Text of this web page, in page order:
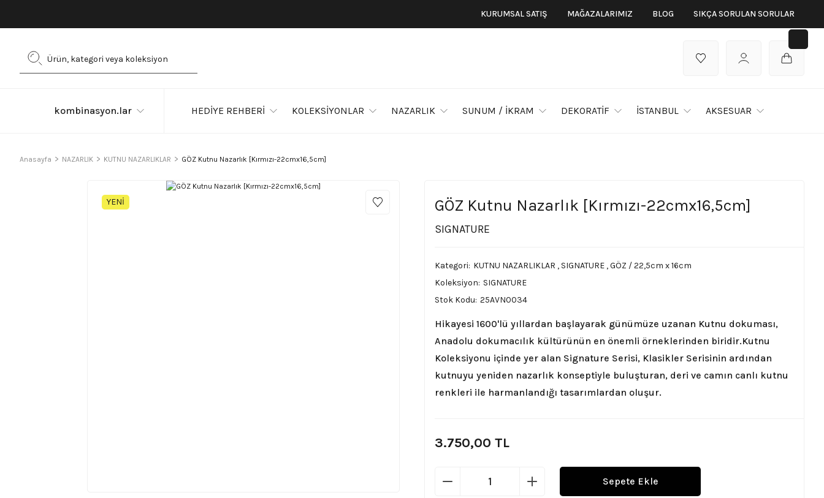
KURUMSAL SATIŞ MAĞAZALARIMIZ BLOG SIKÇA SORULAN SORULAR
kombinasyon.lar HEDİYE REHBERİ KOLEKSİYONLAR NAZARLIK SUNUM / İKRAM DEKORATİF İSTANBUL AKSESUAR
Anasayfa NAZARLIK KUTNU NAZARLIKLAR GÖZ Kutnu Nazarlık [Kırmızı-22cmx16,5cm]
YENİ GÖZ Kutnu Nazarlık [Kırmızı-22cmx16,5cm]
SIGNATURE
Kategori KUTNU NAZARLIKLAR , SIGNATURE ,GÖZ / 22,5cm x 16cm
Koleksiyon SIGNATURE
Stok Kodu 25AVN0034
Hikayesi 1600'lü yıllardan başlayarak günümüze uzanan Kutnu dokuması,
Anadolu dokumacılık kültürünün en önemli örneklerinden biridir.Kutnu
Koleksiyonu içinde yer alan Signature Serisi, Klasikler Serisinin ardından
kutnuyu yeniden nazarlık konseptiyle buluşturan, deri ve camın canlı kutnu
renkleri ile harmanlandığı tasarımlardan oluşur.
3.750,00 TL
Sepete Ekle